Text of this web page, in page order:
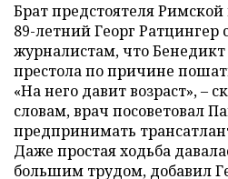
Брат предстоятеля
89-летний Георг Ратцингер
журналистам, что Бенедикт
престола по причине
«На него давит возраст», –
словам, врач посоветовал
предпринимать
Даже простая ходьба
большим трудом, добавил